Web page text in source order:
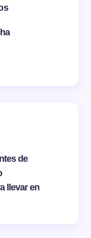
de
llevar en